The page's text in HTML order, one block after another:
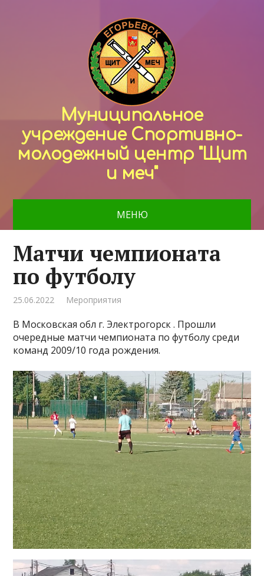
Муниципальное
учреждение Спортивно-
молодежный центр "Щит
и меч"
МЕНЮ
Матчи чемпионата
по футболу
25.06.2022 Мероприятия
В Московская обл г. Электрогорск . Прошли
очередные матчи чемпионата по футболу среди
команд 2009/10 года рождения.